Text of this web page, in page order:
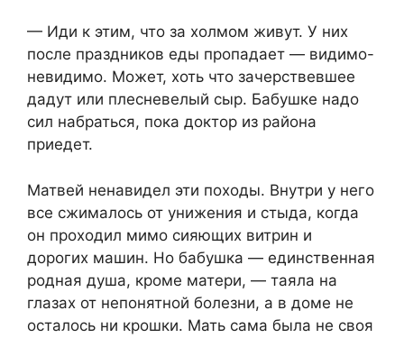
— Иди к этим, что за холмом живут. У них
после праздников еды пропадает — видимо-
невидимо. Может, хоть что зачерствевшее
дадут или плесневелый сыр. Бабушке надо
сил набраться, пока доктор из района
приедет.
Матвей ненавидел эти походы. Внутри у него
все сжималось от унижения и стыда, когда
он проходил мимо сияющих витрин и
дорогих машин. Но бабушка — единственная
родная душа, кроме матери, — таяла на
глазах от непонятной болезни, а в доме не
осталось ни крошки. Мать сама была не своя